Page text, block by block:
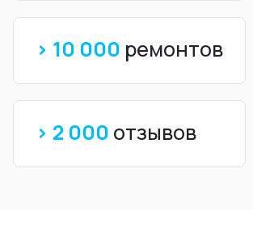
> 10 000 ремонтов
> 2 000 отзывов